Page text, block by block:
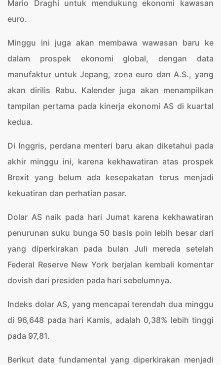
Mario Draghi untuk mendukung ekonomi kawasan
euro.
Minggu ini juga akan membawa wawasan baru ke
dalam prospek ekonomi global, dengan data
manufaktur untuk Jepang, zona euro dan A.S., yang
akan dirilis Rabu. Kalender juga akan menampilkan
tampilan pertama pada kinerja ekonomi AS di kuartal
kedua.
Di Inggris, perdana menteri baru akan diketahui pada
akhir minggu ini, karena kekhawatiran atas prospek
Brexit yang belum ada kesepakatan terus menjadi
kekuatiran dan perhatian pasar.
Dolar AS naik pada hari Jumat karena kekhawatiran
penurunan suku bunga 50 basis poin lebih besar dari
yang diperkirakan pada bulan Juli mereda setelah
Federal Reserve New York berjalan kembali komentar
dovish dari presiden pada hari sebelumnya.
Indeks dolar AS, yang mencapai terendah dua minggu
di 96,648 pada hari Kamis, adalah 0,38% lebih tinggi
pada 97,81.
Berikut data fundamental yang diperkirakan menjadi